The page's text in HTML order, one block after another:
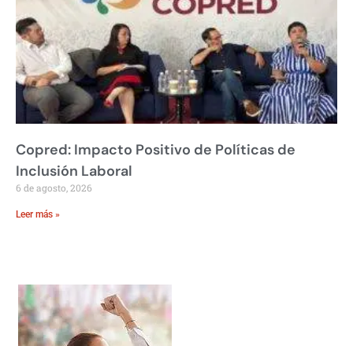
Copred: Impacto Positivo de Políticas de
Inclusión Laboral
6 de agosto, 2026
Leer más »